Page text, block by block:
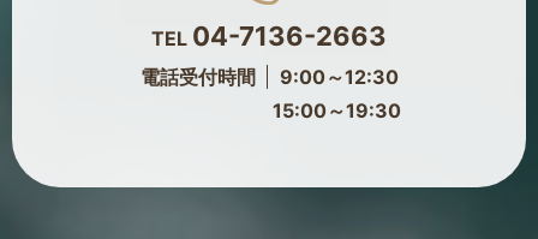
TEL 04-7136-2663
電話受付時間
9:00～12:30
15:00～19:30